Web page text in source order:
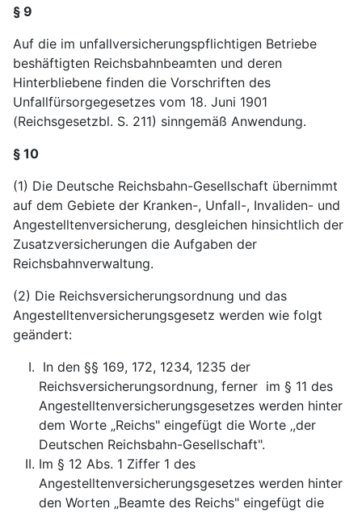
§ 9
Auf die im unfallversicherungspflichtigen Betriebe
beshäftigten Reichsbahnbeamten und deren
Hinterbliebene finden die Vorschriften des
Unfallfürsorgegesetzes vom 18. Juni 1901
(Reichsgesetzbl. S. 211) sinngemäß Anwendung.
§ 10
(1) Die Deutsche Reichsbahn-Gesellschaft übernimmt
auf dem Gebiete der Kranken-, Unfall-, Invaliden- und
Angestelltenversicherung, desgleichen hinsichtlich der
Zusatzversicherungen die Aufgaben der
Reichsbahnverwaltung.
(2) Die Reichsversicherungsordnung und das
Angestelltenversicherungsgesetz werden wie folgt
geändert:
In den §§ 169, 172, 1234, 1235 der
Reichsversicherungsordnung, ferner im § 11 des
Angestelltenversicherungsgesetzes werden hinter
dem Worte „Reichs" eingefügt die Worte ‚,der
Deutschen Reichsbahn-Gesellschaft".
Im § 12 Abs. 1 Ziffer 1 des
Angestelltenversicherungsgesetzes werden hinter
den Worten „Beamte des Reichs" eingefügt die